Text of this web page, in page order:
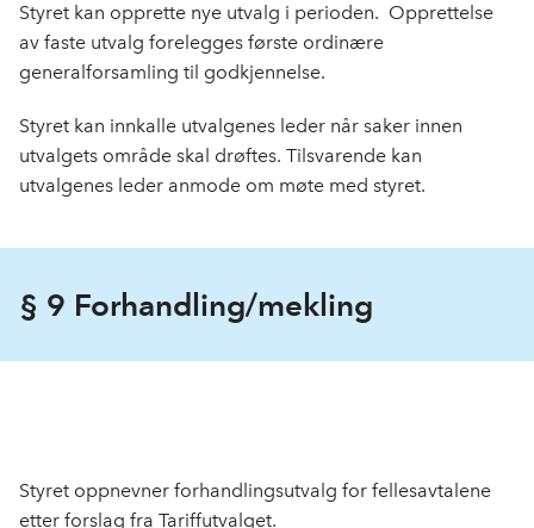
Styret kan opprette nye utvalg i perioden. Opprettelse
av faste utvalg forelegges første ordinære
generalforsamling til godkjennelse.
Styret kan innkalle utvalgenes leder når saker innen
utvalgets område skal drøftes. Tilsvarende kan
utvalgenes leder anmode om møte med styret.
§ 9 Forhandling/mekling
Styret oppnevner forhandlingsutvalg for fellesavtalene
etter forslag fra Tariffutvalget.